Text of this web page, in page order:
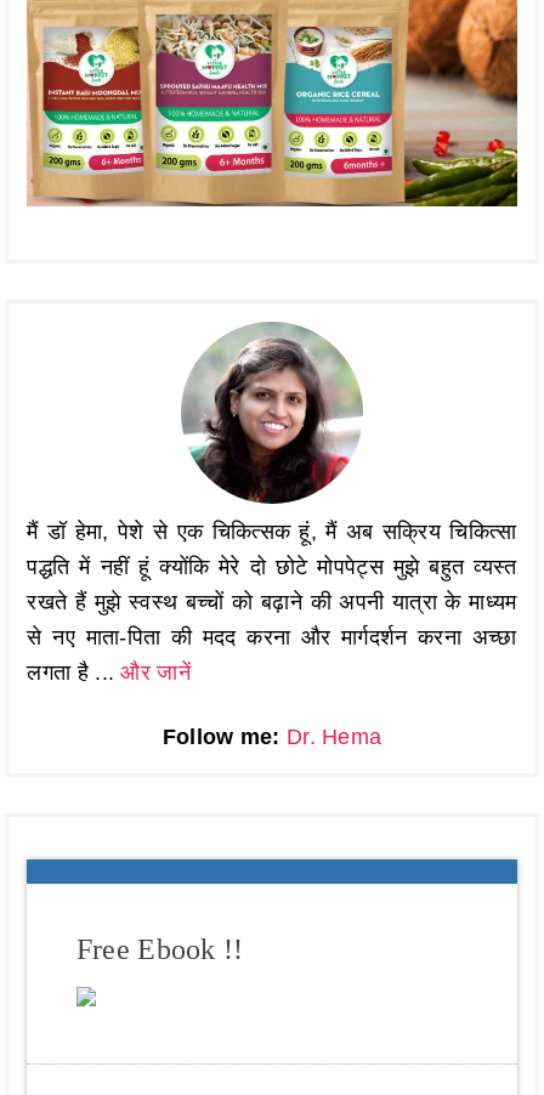
मैं डॉ हेमा, पेशे से एक चिकित्सक हूं, मैं अब सक्रिय चिकित्सा
पद्धति में नहीं हूं क्योंकि मेरे दो छोटे मोपपेट्स मुझे बहुत व्यस्त
रखते हैं मुझे स्वस्थ बच्चों को बढ़ाने की अपनी यात्रा के माध्यम
से नए माता-पिता की मदद करना और मार्गदर्शन करना अच्छा
लगता है ...और जानें
Follow me: Dr. Hema
Free Ebook !!